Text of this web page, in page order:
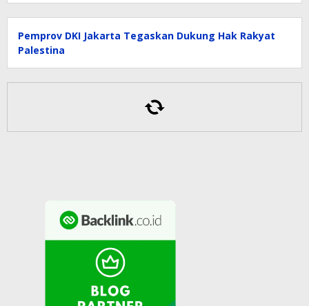
Pemprov DKI Jakarta Tegaskan Dukung Hak Rakyat
Palestina
Ribuan Pelajar Bekasi Siapkan Tari Ronggeng Menor